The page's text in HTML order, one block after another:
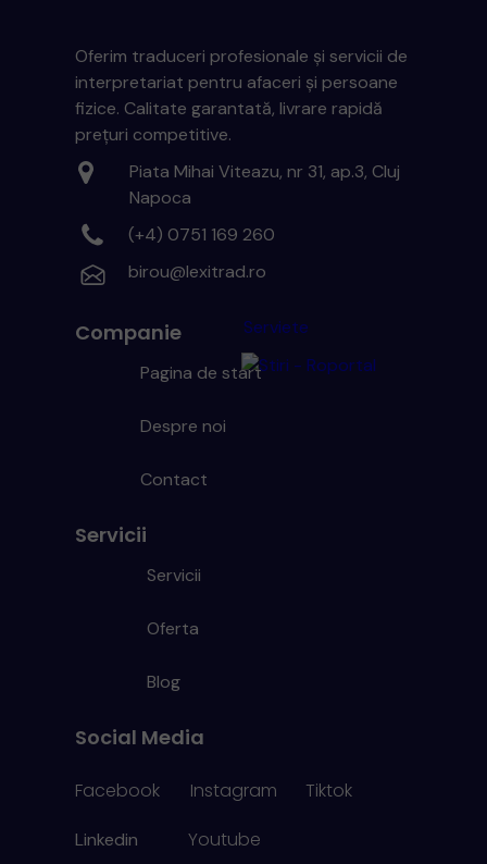
Serviete
Linkedin Youtube
Tiktok
Instagram
Facebook
(+4) 0751 169 260
birou@lexitrad.ro
Piata Mihai Viteazu, nr 31, ap.3, Cluj
Napoca
Oferim traduceri profesionale și servicii de
interpretariat pentru afaceri și persoane
fizice. Calitate garantată, livrare rapidă
prețuri competitive.
Companie
Pagina de start
Despre noi
Contact
Servicii
Servicii
Oferta
Blog
Social Media